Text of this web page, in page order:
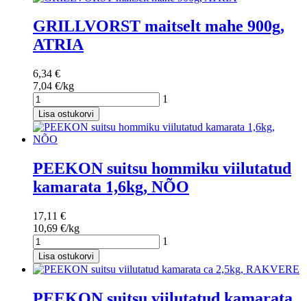
GRILLVORST maitselt mahe 900g,
ATRIA
6,34 €
7,04 €/kg
1
Lisa ostukorvi
PEEKON suitsu hommiku viilutatud
kamarata 1,6kg, NÕO
17,11 €
10,69 €/kg
1
Lisa ostukorvi